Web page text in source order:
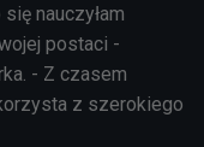
nauczyłam
postaci -
- Z czasem
z szerokiego